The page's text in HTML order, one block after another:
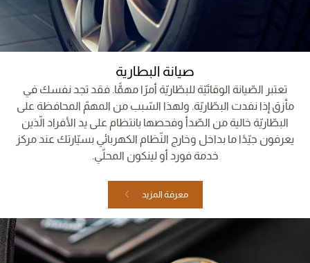
صيانة البطارية
تعتبر الصّيانة الوقائيّة للبطّاريّة أمرًا مهمًّا. فقد تجد نفسك في
مأزق إذا نفدت البطّاريّة. ولهذا السّبب من المهمّ المحافظة على
البطّاريّة خالية من الصّدأ وفحصها بانتظام على يد الأفراد الّذين
يعرفون جيّدًا ما بداخل وخارج النّظام الكهربائي بسيّارتك عند مركز
خدمة فورد أو لينكون المحلّي.
معرفة المزيد